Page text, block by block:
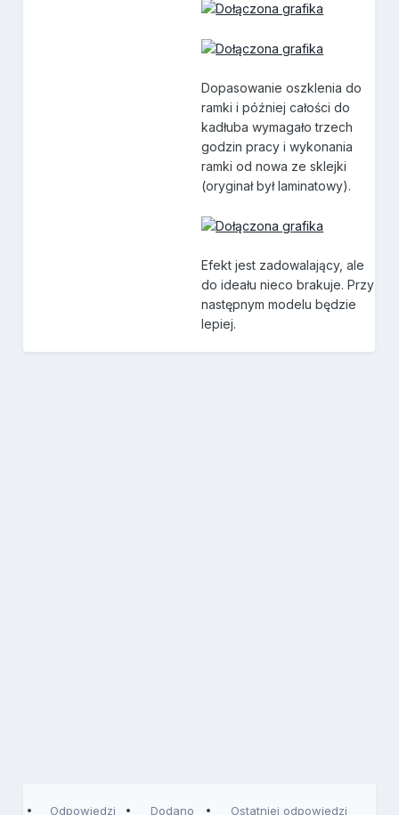
Dopasowanie oszklenia do
ramki i później całości do
kadłuba wymagało trzech
godzin pracy i wykonania
ramki od nowa ze sklejki
(oryginał był laminatowy).
Efekt jest zadowalający, ale
do ideału nieco brakuje. Przy
następnym modelu będzie
lepiej.
Odpowiedzi Dodano Ostatniej odpowiedzi